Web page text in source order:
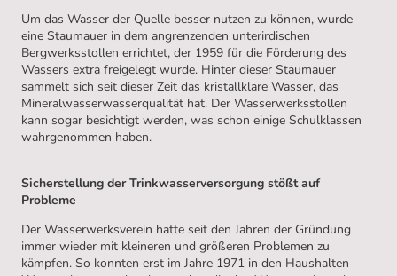
Um das Wasser der Quelle besser nutzen zu können, wurde
eine Staumauer in dem angrenzenden unterirdischen
Bergwerksstollen errichtet, der 1959 für die Förderung des
Wassers extra freigelegt wurde. Hinter dieser Staumauer
sammelt sich seit dieser Zeit das kristallklare Wasser, das
Mineralwasserwasserqualität hat. Der Wasserwerksstollen
kann sogar besichtigt werden, was schon einige Schulklassen
wahrgenommen haben.
Sicherstellung der Trinkwasserversorgung stößt auf
Probleme
Der Wasserwerksverein hatte seit den Jahren der Gründung
immer wieder mit kleineren und größeren Problemen zu
kämpfen. So konnten erst im Jahre 1971 in den Haushalten